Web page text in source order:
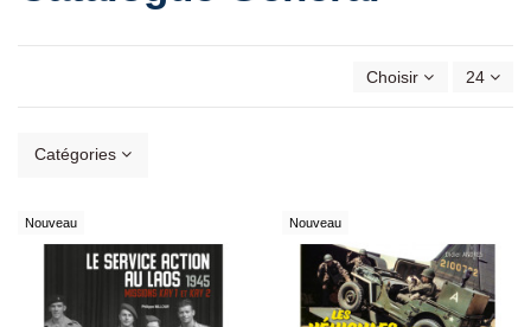
Choisir 24
Nouveau Nouveau